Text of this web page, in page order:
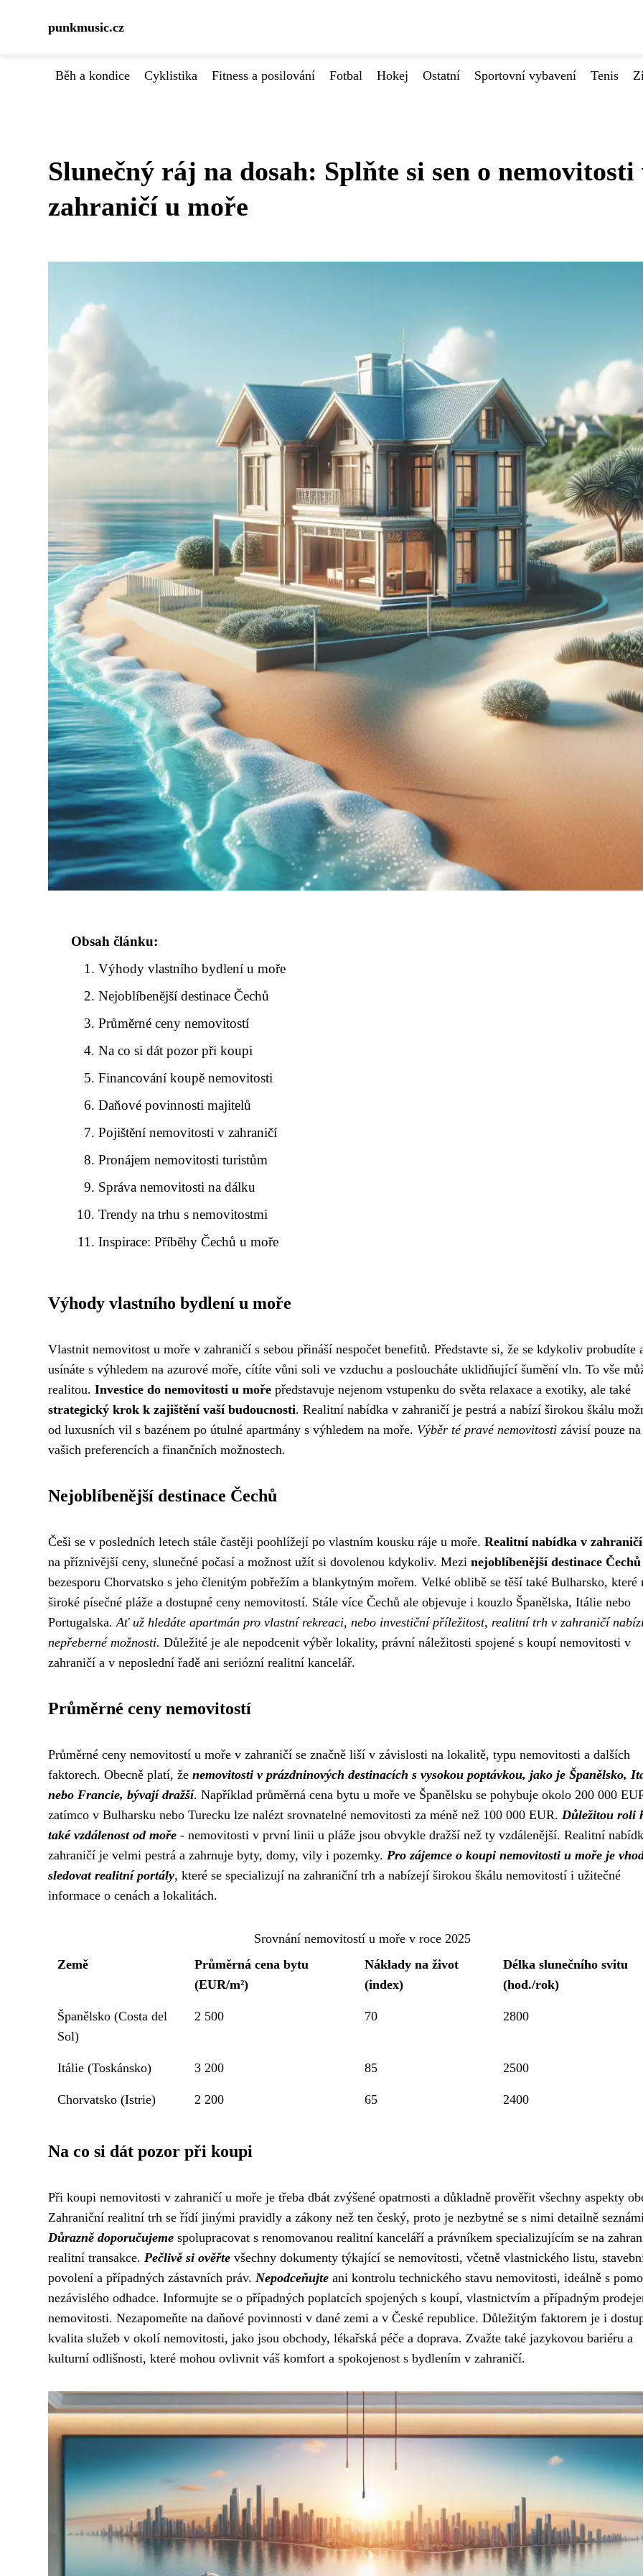
punkmusic.cz
Běh a kondice Cyklistika Fitness a posilování Fotbal Hokej Ostatní Sportovní vybavení Tenis
Slunečný ráj na dosah: Splňte si sen o nemovitosti
zahraničí u moře
Obsah článku:
Výhody vlastního bydlení u moře
Nejoblíbenější destinace Čechů
Průměrné ceny nemovitostí
Na co si dát pozor při koupi
Financování koupě nemovitosti
Daňové povinnosti majitelů
Pojištění nemovitosti v zahraničí
Pronájem nemovitosti turistům
Správa nemovitosti na dálku
Trendy na trhu s nemovitostmi
Inspirace: Příběhy Čechů u moře
Výhody vlastního bydlení u moře
Vlastnit nemovitost u moře v zahraničí s sebou přináší nespočet benefitů. Představte si, že se kdykoliv probudíte
usínáte s výhledem na azurové moře, cítíte vůni soli ve vzduchu a posloucháte uklidňující šumění vln. To vše
realitou. Investice do nemovitosti u moře představuje nejenom vstupenku do světa relaxace a exotiky, ale také
strategický krok k zajištění vaší budoucnosti. Realitní nabídka v zahraničí je pestrá a nabízí širokou škálu
od luxusních vil s bazénem po útulné apartmány s výhledem na moře. Výběr té pravé nemovitosti závisí pouze na
vašich preferencích a finančních možnostech.
Nejoblíbenější destinace Čechů
Češi se v posledních letech stále častěji poohlížejí po vlastním kousku ráje u moře. Realitní nabídka v zahraničí
na příznivější ceny, slunečné počasí a možnost užít si dovolenou kdykoliv. Mezi nejoblíbenější destinace Čechů
bezesporu Chorvatsko s jeho členitým pobřežím a blankytným mořem. Velké oblibě se těší také Bulharsko, které
široké písečné pláže a dostupné ceny nemovitostí. Stále více Čechů ale objevuje i kouzlo Španělska, Itálie nebo
Portugalska.Ať už hledáte apartmán pro vlastní rekreaci, nebo investiční příležitost, realitní trh v zahraničí
nepřeberné možnosti. Důležité je ale nepodcenit výběr lokality, právní náležitosti spojené s koupí nemovitosti v
zahraničí a v neposlední řadě ani seriózní realitní kancelář.
Průměrné ceny nemovitostí
Průměrné ceny nemovitostí u moře v zahraničí se značně liší v závislosti na lokalitě, typu nemovitosti a dalších
faktorech. Obecně platí, že nemovitosti v prázdninových destinacích s vysokou poptávkou, jako je Španělsko,
nebo Francie, bývají dražší. Například průměrná cena bytu u moře ve Španělsku se pohybuje okolo 200 000
zatímco v Bulharsku nebo Turecku lze nalézt srovnatelné nemovitosti za méně než 100 000 EUR. Důležitou roli
také vzdálenost od moře - nemovitosti v první linii u pláže jsou obvykle dražší než ty vzdálenější. Realitní
zahraničí je velmi pestrá a zahrnuje byty, domy, vily i pozemky. Pro zájemce o koupi nemovitosti u moře je
sledovat realitní portály, které se specializují na zahraniční trh a nabízejí širokou škálu nemovitostí i užitečné
informace o cenách a lokalitách.
Srovnání nemovitostí u moře v roce 2025
Země
Průměrná cena bytu
(EUR/m²)
Náklady na život
(index)
Délka slunečního svitu
(hod./rok)
Španělsko (Costa del
Sol)
2 500 70 2800
Itálie (Toskánsko) 3 200 85 2500
Chorvatsko (Istrie) 2 200 65 2400
Na co si dát pozor při koupi
Při koupi nemovitosti v zahraničí u moře je třeba dbát zvýšené opatrnosti a důkladně prověřit všechny aspekty
Zahraniční realitní trh se řídí jinými pravidly a zákony než ten český, proto je nezbytné se s nimi detailně
Důrazně doporučujeme spolupracovat s renomovanou realitní kanceláří a právníkem specializujícím se na
realitní transakce. Pečlivě si ověřte všechny dokumenty týkající se nemovitosti, včetně vlastnického listu,
povolení a případných zástavních práv. Nepodceňujte ani kontrolu technického stavu nemovitosti, ideálně s
nezávislého odhadce. Informujte se o případných poplatcích spojených s koupí, vlastnictvím a případným
nemovitosti. Nezapomeňte na daňové povinnosti v dané zemi a v České republice. Důležitým faktorem je i
kvalita služeb v okolí nemovitosti, jako jsou obchody, lékařská péče a doprava. Zvažte také jazykovou bariéru a
kulturní odlišnosti, které mohou ovlivnit váš komfort a spokojenost s bydlením v zahraničí.